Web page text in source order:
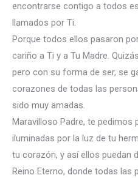
encontrarse contigo a todos
llamados por Ti.
Porque todos ellos pasaron
cariño a Ti y a Tu Madre.
pero con su forma de ser, se
corazones de todas las
sido muy amadas.
Maravilloso Padre, te pedimos
iluminadas por la luz de tu
tu corazón, y así ellos puedan
Reino Eterno, donde todas las